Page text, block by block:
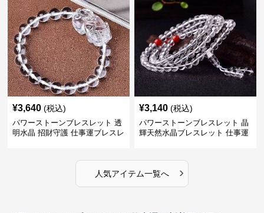
¥3,640 (税込)
パワーストーンブレスレット 透
明水晶 招財守護 仕事運ブレスレ
¥3,140 (税込)
パワーストーンブレスレット 晶
輝天然水晶ブレスレット 仕事運
人気アイテム一覧へ ›